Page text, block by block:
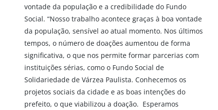
vontade da população e a credibilidade do Fundo
Social. “Nosso trabalho acontece graças à boa vontade
da população, sensível ao atual momento. Nos últimos
tempos, o número de doações aumentou de forma
significativa, o que nos permite formar parcerias com
instituições sérias, como o Fundo Social de
Solidariedade de Várzea Paulista. Conhecemos os
projetos sociais da cidade e as boas intenções do
prefeito, o que viabilizou a doação. Esperamos